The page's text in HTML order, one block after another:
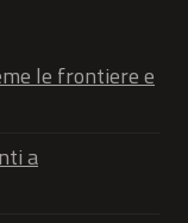
le frontiere e
a